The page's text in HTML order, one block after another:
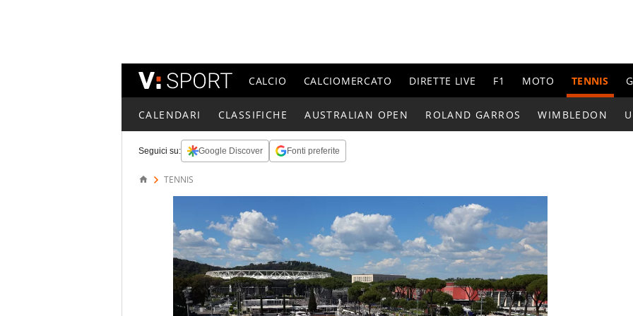
CALCIO CALCIOMERCATO DIRETTE LIVE F1 MOTO TENNIS
CALENDARI CLASSIFICHE AUSTRALIAN OPEN ROLAND GARROS WIMBLEDON
Seguici su: Google Discover Fonti preferite
TENNIS